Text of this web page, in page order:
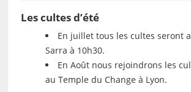
Les cultes d’été
En juillet tous les cultes seront
Sarra à 10h30.
En Août nous rejoindrons les
au Temple du Change à Lyon.